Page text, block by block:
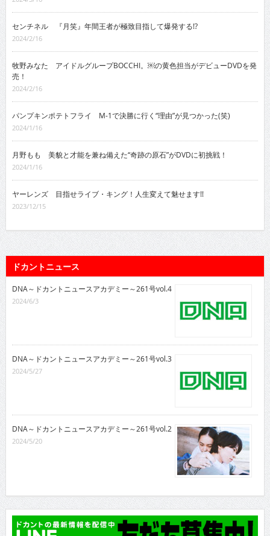
センチネル 『月笑』年間王者が極致目指して爆発する!?
2024/2/16
牧野みなた アイドルグループBOCCHI。￼の黄色担当がデビューDVDを発
売！
2024/2/16
パンプキンポテトフライ M-1で決勝に行く“理由”が見つかった(笑)
2024/1/16
月野もも 美貌と才能を兼ね備えた“奇跡の原石”がDVDに初挑戦！
2024/1/16
ヤーレンズ 目指せライブ・キング！人生変えて魅せます!!
2023/12/15
ドカントニュース
DNA～ドカントニュースアカデミー～261号vol.4
2024/6/3
DNA～ドカントニュースアカデミー～261号vol.3
2024/5/27
DNA～ドカントニュースアカデミー～261号vol.2
2024/5/20